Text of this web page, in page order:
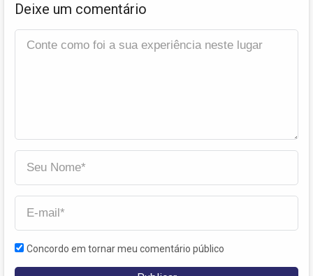
Deixe um comentário
Concordo em tornar meu comentário público